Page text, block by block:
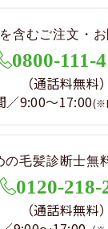
含むご注文・
0800-111-
（通話料無料）
／9:00～17:00(※
の毛髪診断士無
0120-218-
（通話料無料）